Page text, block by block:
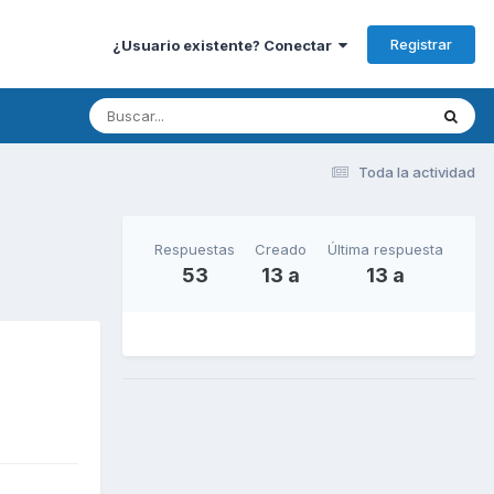
¿Usuario existente? Conectar Registrar
Toda la actividad
Respuestas
53
Creado
13 a
Última respuesta
13 a